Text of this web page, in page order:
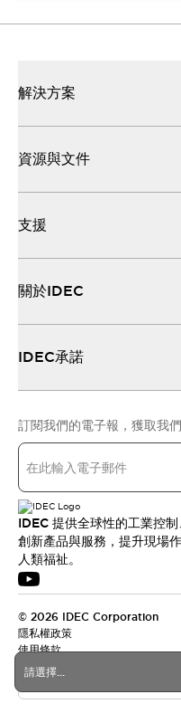
請選擇...
解決方案
資源與文件
支援
關於IDEC
IDEC承諾
訂閱我們的電子報，獲取我
IDEC 提供全球性的工業控
創新產品與服務，提升現場
人類福祉。
© 2026 IDEC Corporation
隱私權政策
使用條款
台灣